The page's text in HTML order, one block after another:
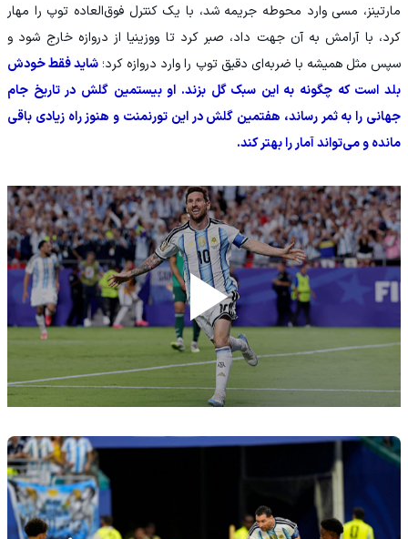
مارتینز، مسی وارد محوطه جریمه شد، با یک کنترل فوق‌العاده توپ را مهار
کرد، با آرامش به آن جهت داد، صبر کرد تا ووزینیا از دروازه خارج شود و
سپس مثل همیشه با ضربه‌ای دقیق توپ را وارد دروازه کرد؛ شاید فقط خودش
بلد است که چگونه به این سبک گل بزند‌. او بیستمین گلش در تاریخ جام
جهانی را به ثمر رساند، هفتمین گلش در این تورنمنت و هنوز راه زیادی باقی
مانده و می‌تواند آمار را بهتر کند.